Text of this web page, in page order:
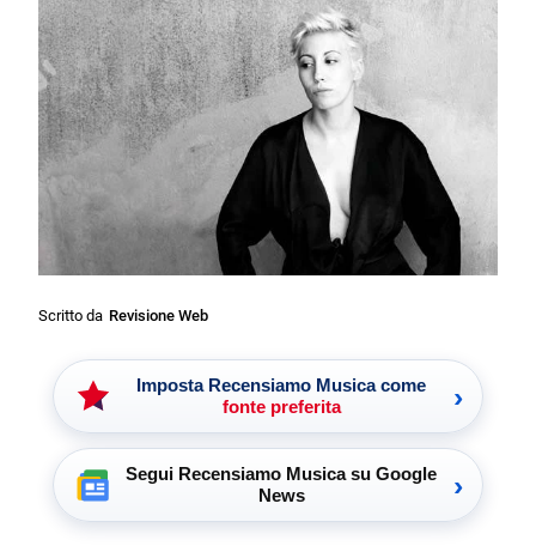
Scritto da Revisione Web
Imposta Recensiamo Musica come
fonte preferita
›
Segui Recensiamo Musica su Google
News
›